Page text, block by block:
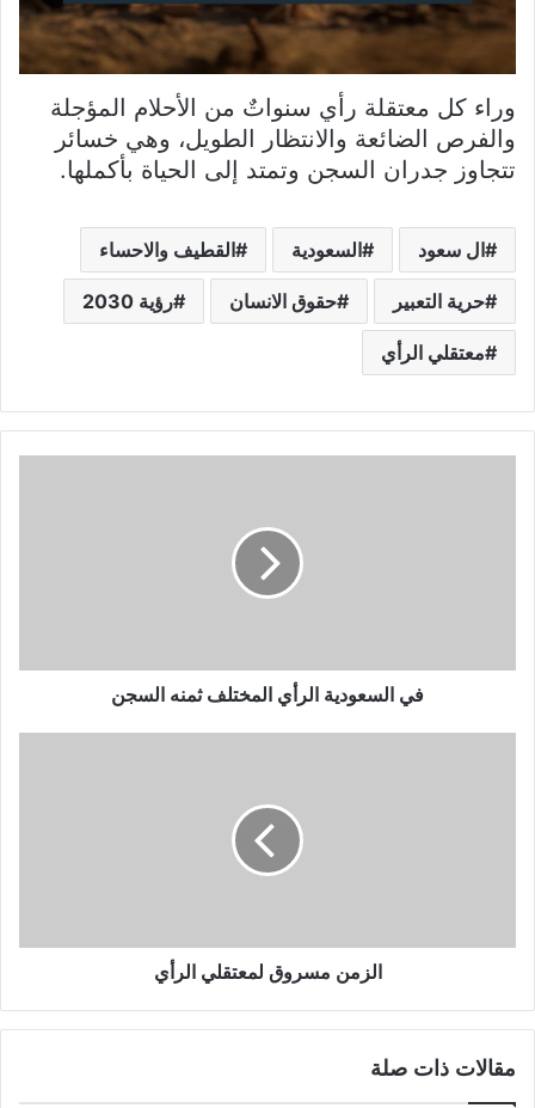
وراء كل معتقلة رأي سنواتٌ من الأحلام المؤجلة
والفرص الضائعة والانتظار الطويل، وهي خسائر
تتجاوز جدران السجن وتمتد إلى الحياة بأكملها.
ال سعود السعودية القطيف والاحساء
حرية التعبير حقوق الانسان رؤية 2030
معتقلي الرأي
في السعودية الرأي المختلف ثمنه السجن
الزمن مسروق لمعتقلي الرأي
مقالات ذات صلة